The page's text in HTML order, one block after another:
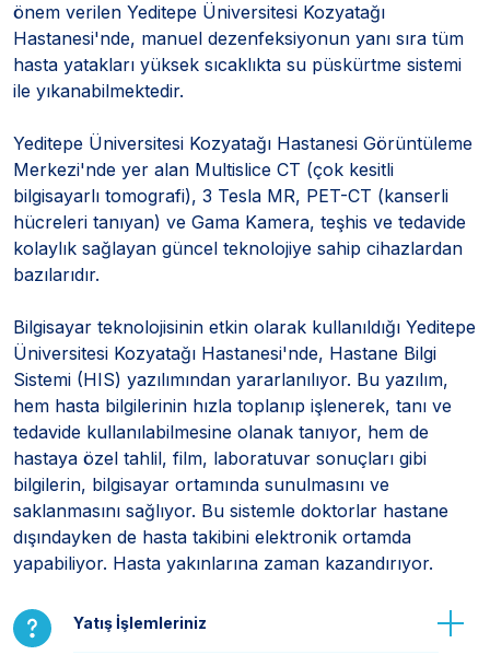
önem verilen Yeditepe Üniversitesi Kozyatağı
Hastanesi'nde, manuel dezenfeksiyonun yanı sıra tüm
hasta yatakları yüksek sıcaklıkta su püskürtme sistemi
ile yıkanabilmektedir.
Yeditepe Üniversitesi Kozyatağı Hastanesi Görüntüleme
Merkezi'nde yer alan Multislice CT (çok kesitli
bilgisayarlı tomografi), 3 Tesla MR, PET-CT (kanserli
hücreleri tanıyan) ve Gama Kamera, teşhis ve tedavide
kolaylık sağlayan güncel teknolojiye sahip cihazlardan
bazılarıdır.
Bilgisayar teknolojisinin etkin olarak kullanıldığı Yeditepe
Üniversitesi Kozyatağı Hastanesi'nde, Hastane Bilgi
Sistemi (HIS) yazılımından yararlanılıyor. Bu yazılım,
hem hasta bilgilerinin hızla toplanıp işlenerek, tanı ve
tedavide kullanılabilmesine olanak tanıyor, hem de
hastaya özel tahlil, film, laboratuvar sonuçları gibi
bilgilerin, bilgisayar ortamında sunulmasını ve
saklanmasını sağlıyor. Bu sistemle doktorlar hastane
dışındayken de hasta takibini elektronik ortamda
yapabiliyor. Hasta yakınlarına zaman kazandırıyor.
Yatış İşlemleriniz